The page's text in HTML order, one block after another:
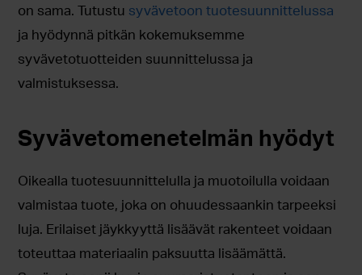
on sama. Tutustu syvävetoon tuotesuunnittelussa
ja hyödynnä pitkän kokemuksemme
syvävetotuotteiden suunnittelussa ja
valmistuksessa.
Syvävetomenetelmän hyödyt
Oikealla tuotesuunnittelulla ja muotoilulla voidaan
valmistaa tuote, joka on ohuudessaankin tarpeeksi
luja. Erilaiset jäykkyyttä lisäävät rakenteet voidaan
toteuttaa materiaalin paksuutta lisäämättä.